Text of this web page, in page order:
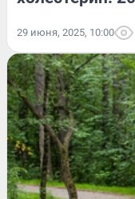
29 июня, 2025, 10:00